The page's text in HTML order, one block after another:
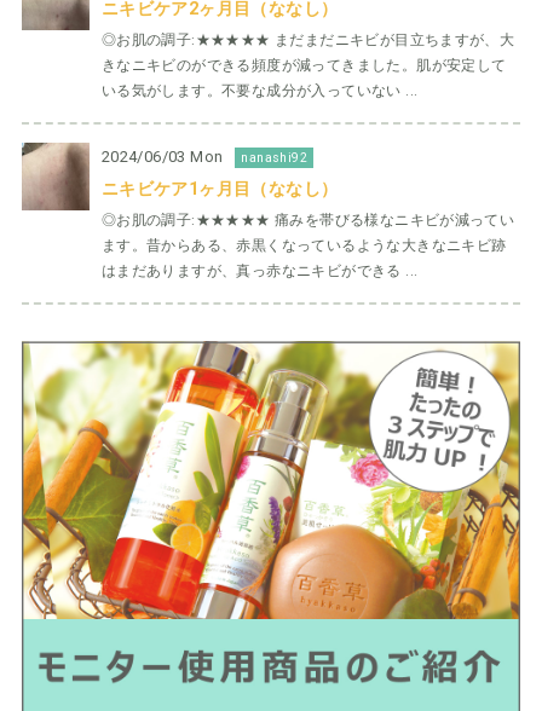
ニキビケア2ヶ月目（ななし）
◎お肌の調子:★★★★★ まだまだニキビが目立ちますが、大
きなニキビのができる頻度が減ってきました。肌が安定して
いる気がします。不要な成分が入っていない ...
2024/06/03 Mon nanashi92
ニキビケア1ヶ月目（ななし）
◎お肌の調子:★★★★★ 痛みを帯びる様なニキビが減ってい
ます。昔からある、赤黒くなっているような大きなニキビ跡
はまだありますが、真っ赤なニキビができる ...